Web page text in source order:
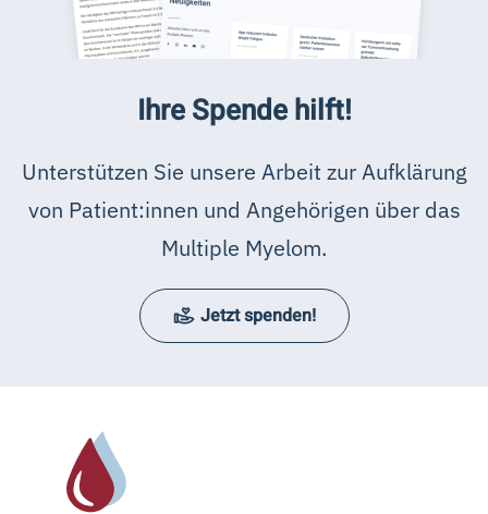
Ihre Spende hilft!
Unterstützen Sie unsere Arbeit zur Aufklärung
von Patient:innen und Angehörigen über das
Multiple Myelom.
Jetzt spenden!